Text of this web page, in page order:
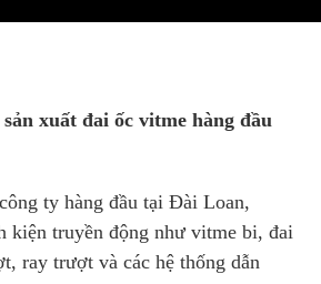
xuất đai ốc vitme hàng đầu
ty hàng đầu tại Đài Loan,
kiện truyền động như vitme bi, đai
ray trượt và các hệ thống dẫn